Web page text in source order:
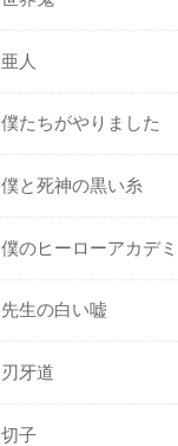
亜人
僕たちがやりました
僕と死神の黒い糸
僕のヒーローアカデ
先生の白い嘘
刃牙道
切子